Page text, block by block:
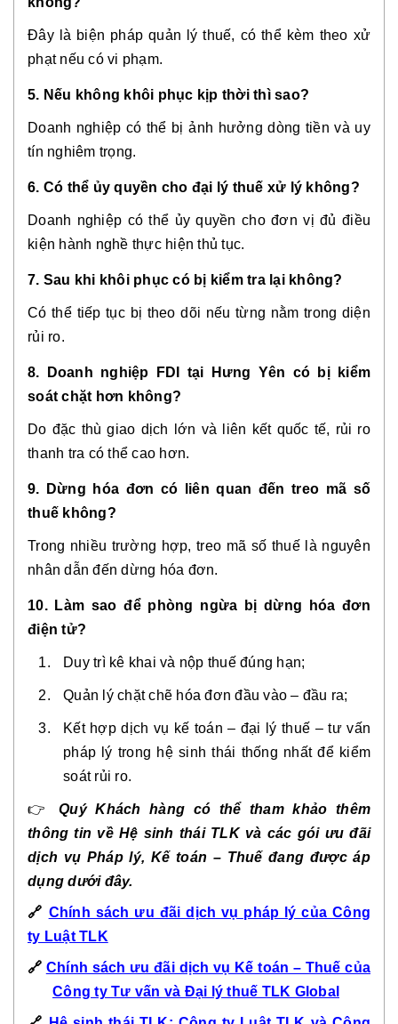
Đây là biện pháp quản lý thuế, có thể kèm theo xử
phạt nếu có vi phạm.
5. Nếu không khôi phục kịp thời thì sao?
Doanh nghiệp có thể bị ảnh hưởng dòng tiền và uy
tín nghiêm trọng.
6. Có thể ủy quyền cho đại lý thuế xử lý không?
Doanh nghiệp có thể ủy quyền cho đơn vị đủ điều
kiện hành nghề thực hiện thủ tục.
7. Sau khi khôi phục có bị kiểm tra lại không?
Có thể tiếp tục bị theo dõi nếu từng nằm trong diện
rủi ro.
8. Doanh nghiệp FDI tại Hưng Yên có bị kiểm
soát chặt hơn không?
Do đặc thù giao dịch lớn và liên kết quốc tế, rủi ro
thanh tra có thể cao hơn.
9. Dừng hóa đơn có liên quan đến treo mã số
thuế không?
Trong nhiều trường hợp, treo mã số thuế là nguyên
nhân dẫn đến dừng hóa đơn.
10. Làm sao để phòng ngừa bị dừng hóa đơn
điện tử?
Duy trì kê khai và nộp thuế đúng hạn;
Quản lý chặt chẽ hóa đơn đầu vào – đầu ra;
Kết hợp dịch vụ kế toán – đại lý thuế – tư vấn
pháp lý trong hệ sinh thái thống nhất để kiểm
soát rủi ro.
👉
Quý Khách hàng có thể tham khảo thêm
thông tin về Hệ sinh thái TLK và các gói ưu đãi
dịch vụ Pháp lý, Kế toán – Thuế đang được áp
dụng dưới đây.
🔗 Chính sách ưu đãi dịch vụ pháp lý của Công
ty Luật TLK
🔗 Chính sách ưu đãi dịch vụ Kế toán – Thuế của
Công ty Tư vấn và Đại lý thuế TLK Global